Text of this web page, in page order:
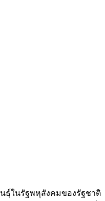
ธุ์ในรัฐพหุสังคมของรัฐชาติ